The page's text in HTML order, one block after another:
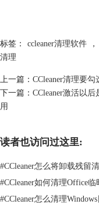
点击“注册表”，如图2所示
使用的文件扩展名等。
标签： ccleaner清理软件 ，
清理
上一篇： CCleaner清理要
下一篇： CCleaner激活以
用
读者也访问过这里:
#CCleaner怎么将卸载残留
#CCleaner如何清理Office
#CCleaner怎么清理